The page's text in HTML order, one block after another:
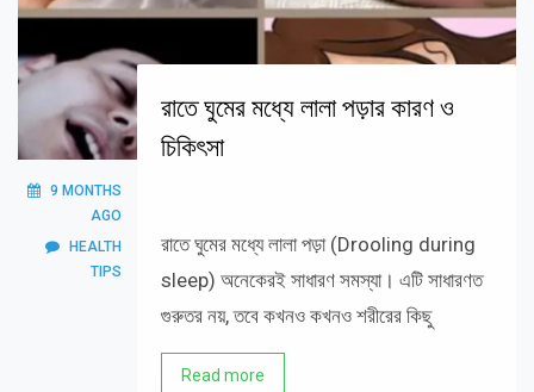
9 MONTHS
AGO
HEALTH
TIPS
রাতে ঘুমের মধ্যে লালা পড়ার কারণ ও
চিকিৎসা
রাতে ঘুমের মধ্যে লালা পড়া (Drooling during
sleep) অনেকেরই সাধারণ সমস্যা। এটি সাধারণত
গুরুতর নয়, তবে কখনও কখনও শরীরের কিছু
Read more